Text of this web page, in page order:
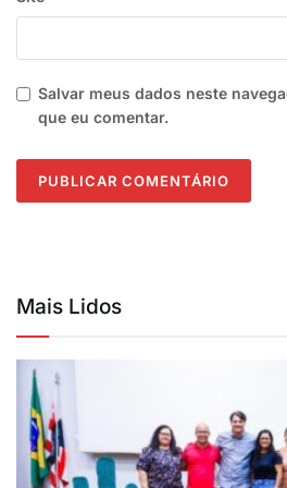
Salvar meus dados neste
que eu comentar.
Mais Lidos